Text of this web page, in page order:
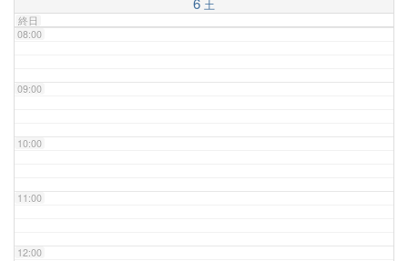
土
終日
08:00
09:00
10:00
11:00
12:00